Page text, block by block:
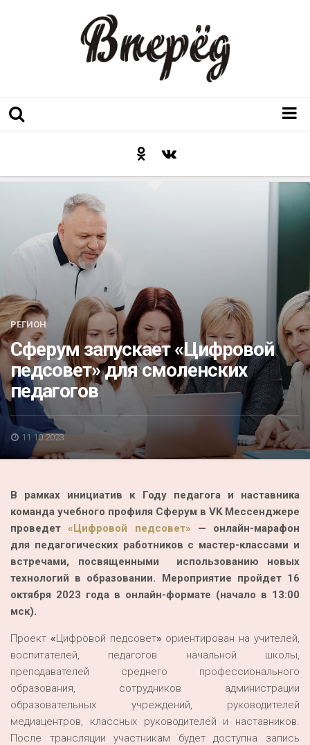
Послесловие к празднику
Неожиданный ракурс
Контакты
Люди родного края
Акция
К 70-летию районного Дома культуры
Конкурс
Люди родного края
Национальные проекты
Память
Перепись — 2020
РЕГИОН
Сферум запускает «Цифровой
педсовет» для смоленских
педагогов
11.10.2023
В рамках инициатив к Году педагога и наставника
команда учебного профиля Сферум в VK Мессенджере
проведет«Цифровой педсовет» — онлайн-марафон
для педагогических работников с мастер-классами и
встречами, посвященными использованию новых
технологий в образовании. Мероприятие пройдет 16
октября 2023 года в онлайн-формате (начало в 13:00
мск).
Проект «Цифровой педсовет» ориентирован на учителей,
воспитателей, педагогов начальной школы,
преподавателей среднего профессионального
образования, сотрудников администрации
образовательных учреждений, руководителей
медиацентров, классных руководителей и наставников.
После трансляции участникам будет доступна запись